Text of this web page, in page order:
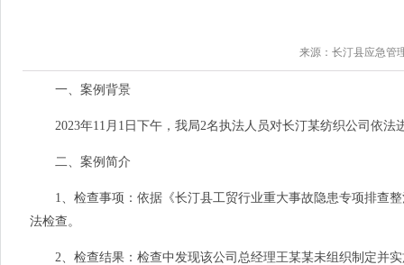
来源：长汀县应急管
一、案例背景
2023年11月1日下午，我局2名执法人员对长汀某纺织公司依法
二、案例简介
1、检查事项：依据《长汀县工贸行业重大事故隐患专项排查整
法检查。
2、检查结果：检查中发现该公司总经理王某某未组织制定并实